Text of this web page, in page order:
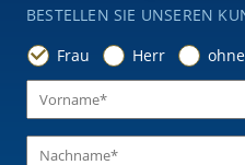
BESTELLEN SIE UNSEREN
Frau
Herr